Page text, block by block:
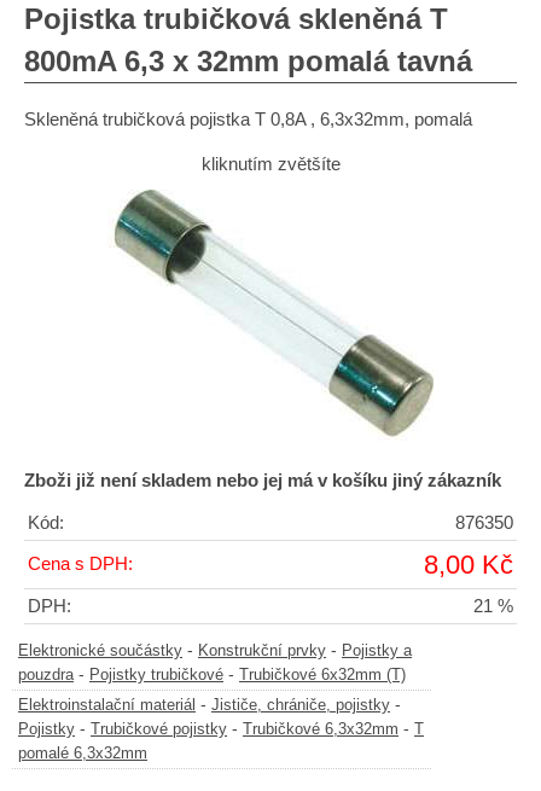
Pojistka trubičková skleněná T
800mA 6,3 x 32mm pomalá tavná
Skleněná trubičková pojistka T 0,8A , 6,3x32mm, pomalá
kliknutím zvětšíte
Zboži již není skladem nebo jej má v košíku jiný zákazník
Kód: 876350
Cena s DPH: 8,00 Kč
DPH: 21 %
Elektronické součástky - Konstrukční prvky - Pojistky a
pouzdra- Pojistky trubičkové -
Trubičkové 6x32mm (T)
Elektroinstalační materiál - Jističe, chrániče, pojistky -
Pojistky - Trubičkové pojistky - Trubičkové 6,3x32mm -
pomalé 6,3x32mm